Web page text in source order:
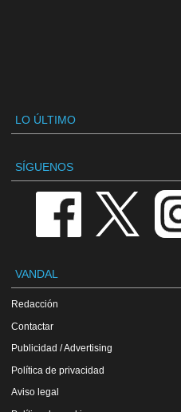
LO ÚLTIMO
SÍGUENOS
VANDAL
Redacción
Contactar
Publicidad / Advertising
Política de privacidad
Aviso legal